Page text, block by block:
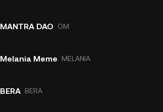
MANTRA DAO OM
Melania Meme MELANIA
BERA BERA